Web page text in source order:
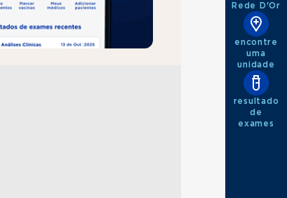
Rede D'Or
encontre
uma
unidade
resultado
de
exames